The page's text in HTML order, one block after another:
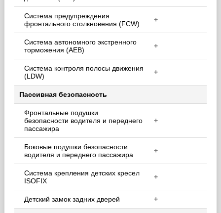
Система предупреждения
фронтального столкновения (FCW)
+
Система автономного экстренного
торможения (AEB)
+
Система контроля полосы движения
(LDW)
+
Пассивная безопасность
Фронтальные подушки
безопасности водителя и переднего
пассажира
+
Боковые подушки безопасности
водителя и переднего пассажира
+
Система крепления детских кресел
ISOFIX
+
Детский замок задних дверей +